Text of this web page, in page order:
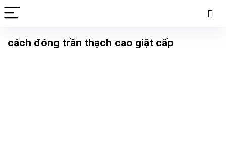
cách đóng trần thạch cao giật cấp